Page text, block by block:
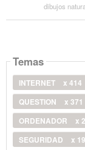
dibujos
Temas
INTERNET
x 414
QUESTION
x 371
ORDENADOR
x
SEGURIDAD
x